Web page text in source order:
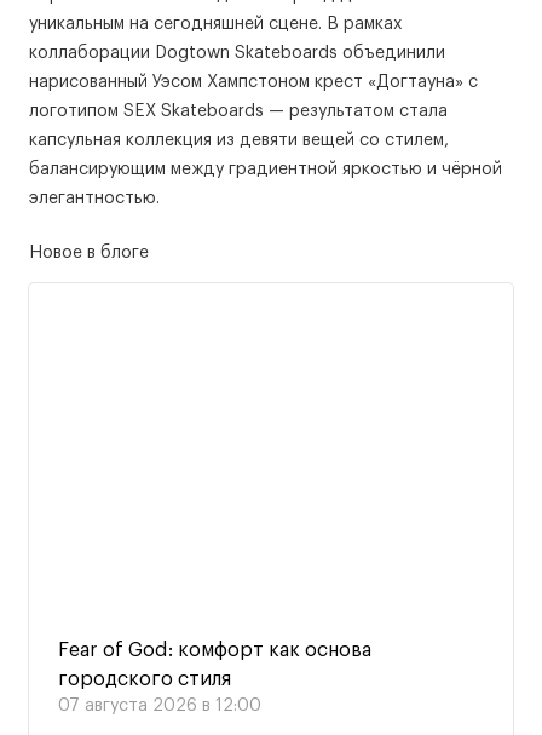
уникальным на сегодняшней сцене. В рамках
коллаборации Dogtown Skateboards объединили
нарисованный Уэсом Хампстоном крест «Догтауна» с
логотипом SEX Skateboards — результатом стала
капсульная коллекция из девяти вещей со стилем,
балансирующим между градиентной яркостью и чёрной
элегантностью.
Новое в блоге
Fear of God: комфорт как основа
городского стиля
07 августа 2026 в 12:00